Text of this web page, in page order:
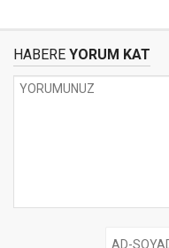
HABERE YORUM KAT